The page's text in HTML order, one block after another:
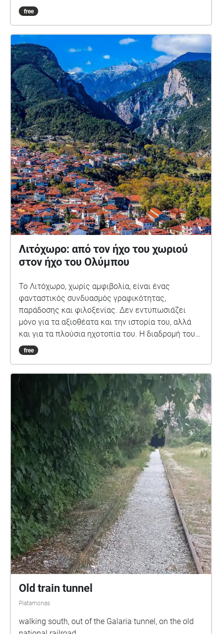
free
Λιτόχωρο: από τον ήχο του χωριού
στον ήχο του Ολύμπου
Το Λιτόχωρο, χωρίς αμφιβολία, είναι ένας
φανταστικός συνδυασμός γραφικότητας,
παράδοσης και φιλοξενίας. Δεν εντυπωσιάζει
μόνο για τα αξιοθέατα και την ιστορία του, αλλά
και για τα πλούσια ηχοτοπία του. Η διαδρομή του
ηχοπεριπάτου ξεκινά από το κέντρο του χωριού,
όπου οι φωνές των ανθρώπων, οι ήχοι των
αλληλοκαλύπτονται, δημιουργώντας ένα ζωντανό
και πυκνό ηχοτοπίο. Σταδιακά, καθώς προχωράς
προς τις γειτονιές και τα μονοπάτια έξω από το
κέντρο, οι ανθρώπινοι ήχοι εξασθενούν και η φύση
παίρνει τη σκυτάλη: τα βήματα πάνω στις πέτρες,
ο άνεμος, τα πουλιά και ο ήχος του νερού γίνονται
καθαροί και διακριτοί. Η διαδρομή φτάνει στον
νερόμυλο και τον Ενιπέα, όπου η ηρεμία της
φύσης κυριαρχεί, οι ήχοι αποκτούν υψηλή
πιστότητα και ο επισκέπτης βιώνει μια πλήρη
ακουστική εμπειρία – από την ένταση της ζωής
του χωριού έως τη γαλήνη του Ολύμπου.
free
Old train tunnel
Platamonas
walking south, out of the Galaria tunnel, on the old